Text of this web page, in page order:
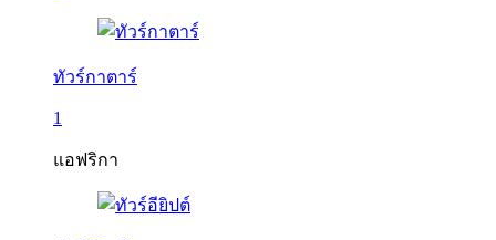
ทัวร์กาตาร์
1
แอฟริกา